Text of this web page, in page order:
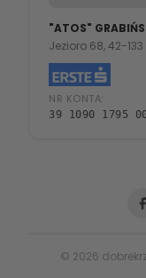
"ATOS"
Jezioro 68, 42-
NR KONTA:
39 1090 1795
© 2026